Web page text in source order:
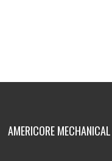
AMERICORE MECHANICAL